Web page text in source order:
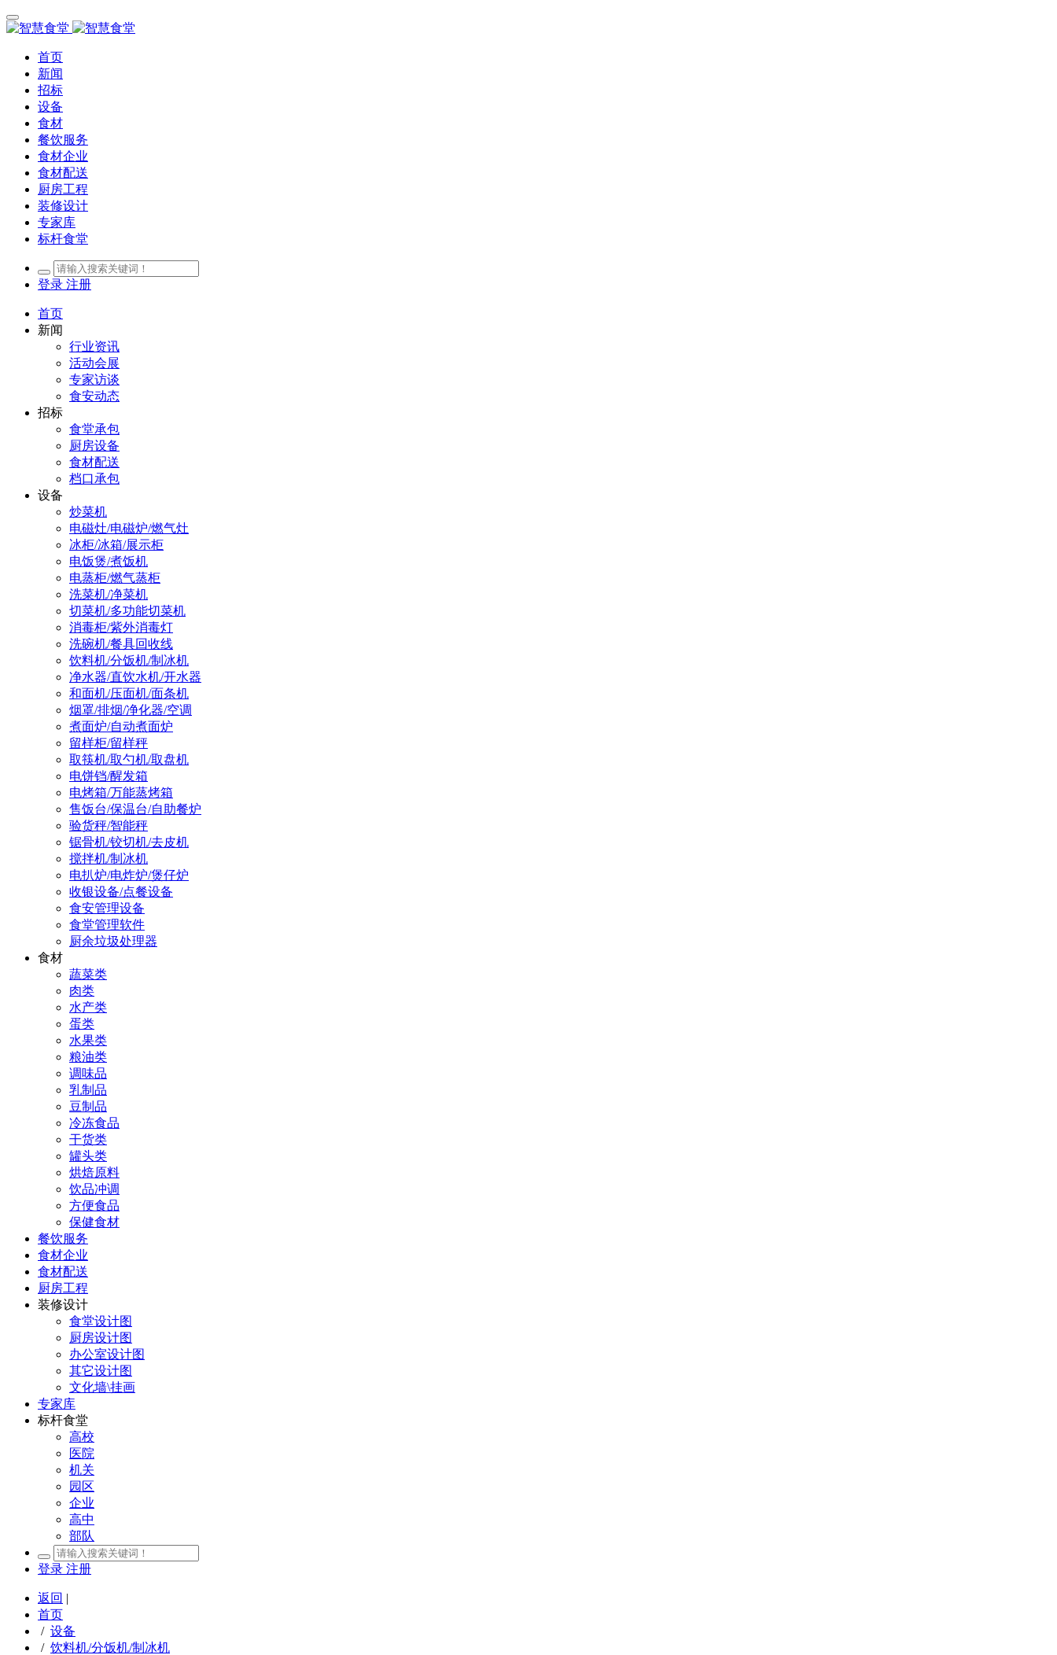
首页
新闻
招标
设备
食材
餐饮服务
食材企业
食材配送
厨房工程
装修设计
专家库
标杆食堂
登录 注册
首页
新闻
行业资讯
活动会展
专家访谈
食安动态
招标
食堂承包
厨房设备
食材配送
档口承包
设备
炒菜机
电磁灶/电磁炉/燃气灶
冰柜/冰箱/展示柜
电饭煲/煮饭机
电蒸柜/燃气蒸柜
洗菜机/净菜机
切菜机/多功能切菜机
消毒柜/紫外消毒灯
洗碗机/餐具回收线
饮料机/分饭机/制冰机
净水器/直饮水机/开水器
和面机/压面机/面条机
烟罩/排烟/净化器/空调
煮面炉/自动煮面炉
留样柜/留样秤
取筷机/取勺机/取盘机
电饼铛/醒发箱
电烤箱/万能蒸烤箱
售饭台/保温台/自助餐炉
验货秤/智能秤
锯骨机/铰切机/去皮机
搅拌机/制冰机
电扒炉/电炸炉/煲仔炉
收银设备/点餐设备
食安管理设备
食堂管理软件
厨余垃圾处理器
食材
蔬菜类
肉类
水产类
蛋类
水果类
粮油类
调味品
乳制品
豆制品
冷冻食品
干货类
罐头类
烘焙原料
饮品冲调
方便食品
保健食材
餐饮服务
食材企业
食材配送
厨房工程
装修设计
食堂设计图
厨房设计图
办公室设计图
其它设计图
文化墙\挂画
专家库
标杆食堂
高校
医院
机关
园区
企业
高中
部队
登录 注册
返回 |
首页
/ 设备
/ 饮料机/分饭机/制冰机